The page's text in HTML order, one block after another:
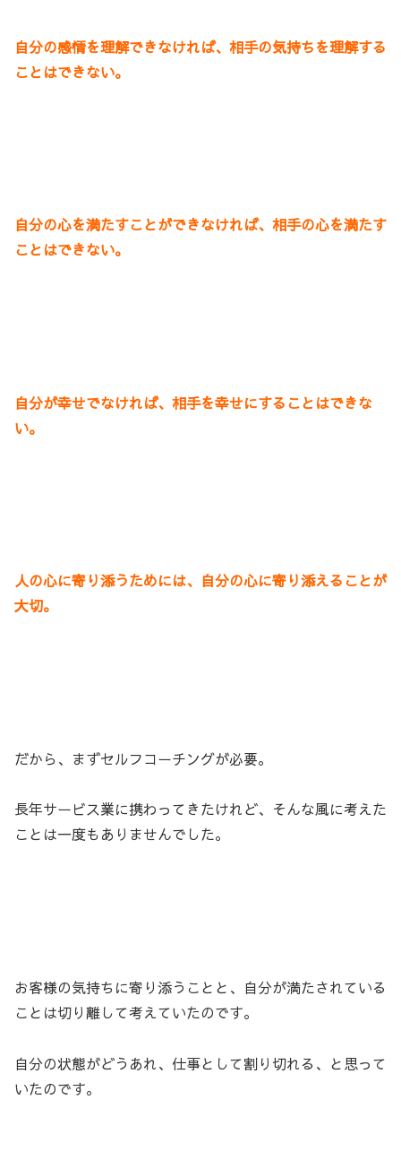
自分の感情を理解できなければ、相手の気持ちを理解する
ことはできない。
自分の心を満たすことができなければ、相手の心を満たす
ことはできない。
自分が幸せでなければ、相手を幸せにすることはできな
い。
人の心に寄り添うためには、自分の心に寄り添えることが
大切。
だから、まずセルフコーチングが必要。
長年サービス業に携わってきたけれど、そんな風に考えた
ことは一度もありませんでした。
お客様の気持ちに寄り添うことと、自分が満たされている
ことは切り離して考えていたのです。
自分の状態がどうあれ、仕事として割り切れる、と思って
いたのです。